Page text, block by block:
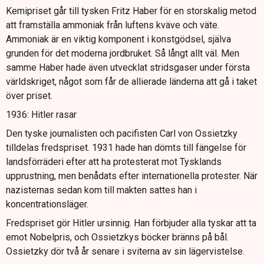
Kemipriset går till tysken Fritz Haber för en storskalig metod
att framställa ammoniak från luftens kväve och väte.
Ammoniak är en viktig komponent i konstgödsel, själva
grunden för det moderna jordbruket. Så långt allt väl. Men
samme Haber hade även utvecklat stridsgaser under första
världskriget, något som får de allierade länderna att gå i taket
över priset.
1936: Hitler rasar
Den tyske journalisten och pacifisten Carl von Ossietzky
tilldelas fredspriset. 1931 hade han dömts till fängelse för
landsförräderi efter att ha protesterat mot Tysklands
upprustning, men benådats efter internationella protester. När
nazisternas sedan kom till makten sattes han i
koncentrationsläger.
Fredspriset gör Hitler ursinnig. Han förbjuder alla tyskar att ta
emot Nobelpris, och Ossietzkys böcker bränns på bål.
Ossietzky dör två år senare i sviterna av sin lägervistelse.